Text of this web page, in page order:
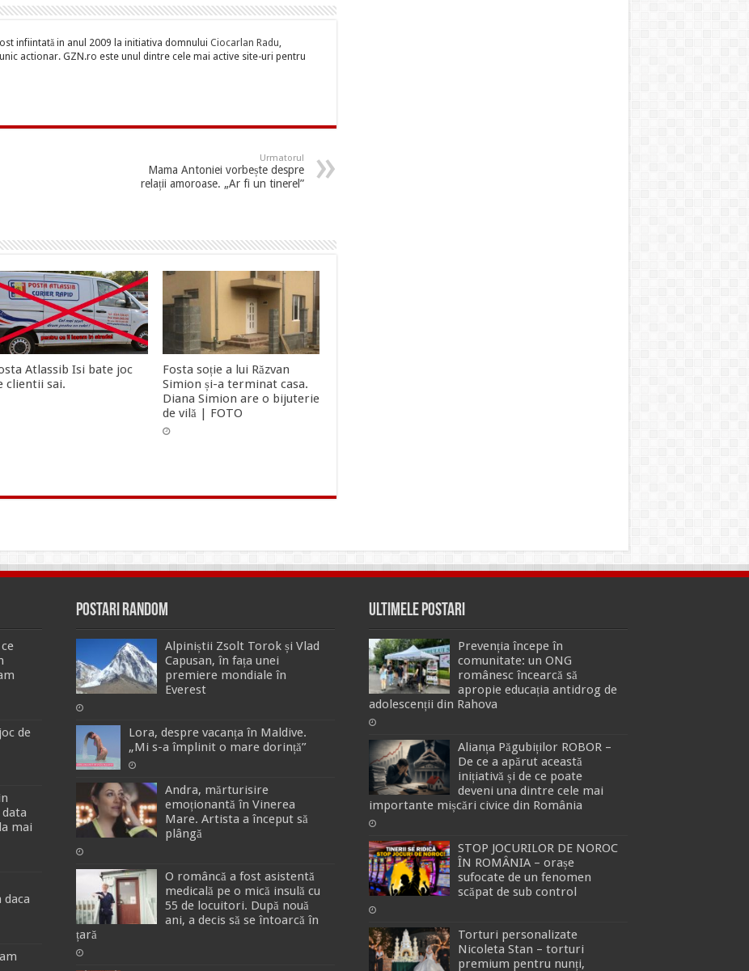
infiintată in anul 2009 la initiativa domnului Ciocarlan Radu,
actionar. GZN.ro este unul dintre cele mai active site-uri pentru
Urmatorul
Mama Antoniei vorbește despre
relații amoroase. „Ar fi un tinerel”
Atlassib Isi bate joc
clientii sai.
Fosta soție a lui Răzvan
Simion și-a terminat casa.
Diana Simion are o bijuterie
de vilă | FOTO
de
mai
Postari Random
Alpiniștii Zsolt Torok și Vlad
Capusan, în fața unei
premiere mondiale în
Everest
Lora, despre vacanța în Maldive.
„Mi s-a împlinit o mare dorință”
Andra, mărturisire
emoționantă în Vinerea
Mare. Artista a început să
plângă
O româncă a fost asistentă
medicală pe o mică insulă cu
55 de locuitori. După nouă
ani, a decis să se întoarcă în
țară
Ultimele Postari
Prevenția începe în
comunitate: un ONG
românesc încearcă să
apropie educația antidrog de
adolescenții din Rahova
Alianța Păgubiților ROBOR –
De ce a apărut această
inițiativă și de ce poate
deveni una dintre cele mai
importante mișcări civice din România
STOP JOCURILOR DE NOROC
ÎN ROMÂNIA – orașe
sufocate de un fenomen
scăpat de sub control
Torturi personalizate
Nicoleta Stan – torturi
premium pentru nunți,